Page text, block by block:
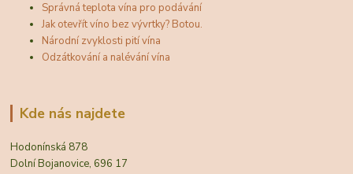
Správná teplota vína pro podávání
Jak otevřít víno bez vývrtky? Botou.
Národní zvyklosti pití vína
Odzátkování a nalévání vína
Kde nás najdete
Hodonínská 878
Dolní Bojanovice, 696 17